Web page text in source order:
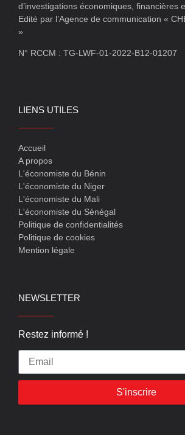
d’investigations économiques, financières
Edité par l’Agence de communication «
»
N° RCCM : TG-LWF-01-2022-B12-01207
LIENS UTILES
Accueil
A propos
L'économiste du Bénin
L'économiste du Niger
L'économiste du Mali
L'économiste du Sénégal
Politique de confidentialités
Politique de cookies
Mention légale
NEWSLETTER
Restez informé !
S'inscrire